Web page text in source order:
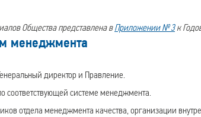
Общества представлена вПриложении № 3к
менеджмента
директор и Правление.
соответствующей системе менеджмента.
отдела менеджмента качества, организации